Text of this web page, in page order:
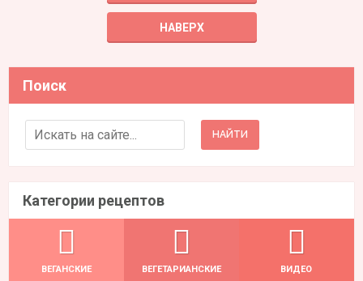
НАВЕРХ
Поиск
Search for:
Категории рецептов
ВЕГАНСКИЕ ВЕГЕТАРИАНСКИЕ ВИДЕО